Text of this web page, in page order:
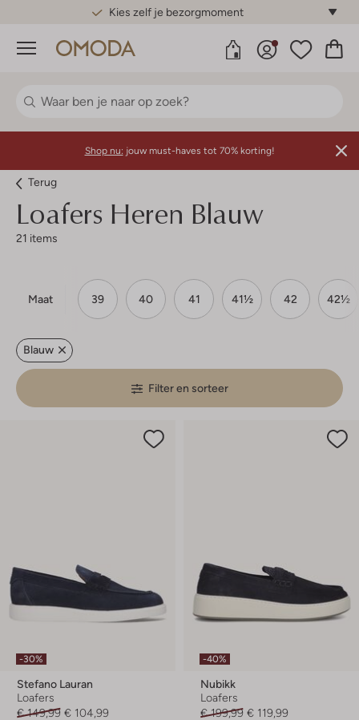
Gratis standaard verzending*
Menu
Shop nu: jouw must-haves tot 70% korting!
Terug
Loafers Heren Blauw
21 items
Maat 39 40 41 41½ 42 42½
Blauw
Filter en sorteer
-30%
Stefano Lauran
Loafers
€ 149,99 € 104,99
-40%
Nubikk
Loafers
€ 199,99 € 119,99